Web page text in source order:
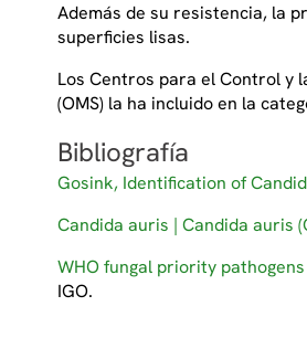
Además de su resistencia, la
superficies lisas.
Los Centros para el Control y
(OMS) la ha incluido en la
Bibliografía
Gosink, Identification of
Candida auris | Candida auris
WHO fungal priority
IGO.